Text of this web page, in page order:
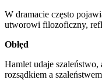
W dramacie często
utworowi filozoficzny,
Obłęd
Hamlet udaje
rozsądkiem a